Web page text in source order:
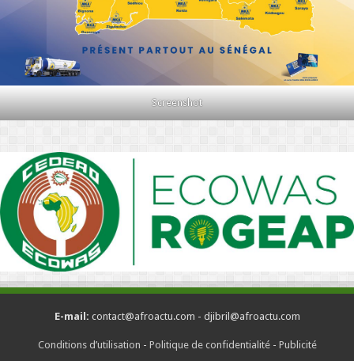
Screenshot
E-mail: contact@afroactu.com - djibril@afroactu.com
Conditions d’utilisation - Politique de confidentialité- Publicité